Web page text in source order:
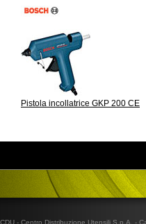
Pistola incollatrice GKP 200 CE
CDU - Centro Distribuzione Utensili S.p.A. -